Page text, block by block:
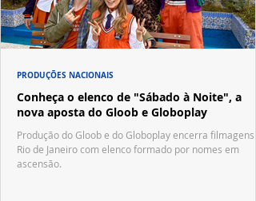
Conheça o elenco de "Sábado à Noite", a
nova aposta do Gloob e Globoplay
Produção do Gloob e do Globoplay encerra filmagens
Rio de Janeiro com elenco formado por nomes em
ascensão.
PRODUÇÕES NACIONAIS